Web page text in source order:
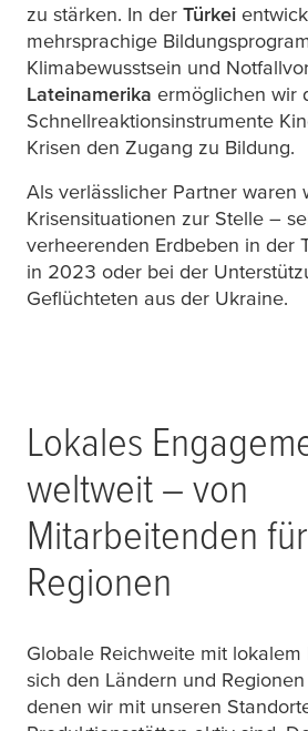
zu stärken. In der Türkei
mehrsprachige
Klimabewusstsein und
Lateinamerika ermöglichen wir
Schnellreaktionsinstrumente
Krisen den Zugang zu Bildung.
Als verlässlicher Partner waren
Krisensituationen zur Stelle –
verheerenden Erdbeben in der
in 2023 oder bei der
Geflüchteten aus der Ukraine.
Lokales
weltweit – von
Mitarbeitenden
Regionen
Globale Reichweite mit lokalem
sich den Ländern und
denen wir mit unseren